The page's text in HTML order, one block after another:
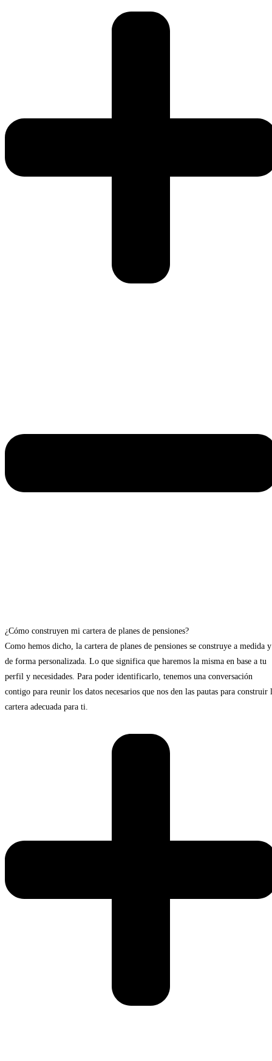
¿Cómo construyen mi cartera de planes de pensiones?
Como hemos dicho, la cartera de planes de pensiones se construye a medida y
de forma personalizada. Lo que significa que haremos la misma en base a tu
perfil y necesidades. Para poder identificarlo, tenemos una conversación
contigo para reunir los datos necesarios que nos den las pautas para construir
cartera adecuada para ti.